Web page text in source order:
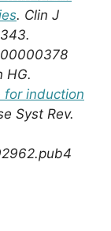
. Clin J
HG.
for induction
Syst Rev.